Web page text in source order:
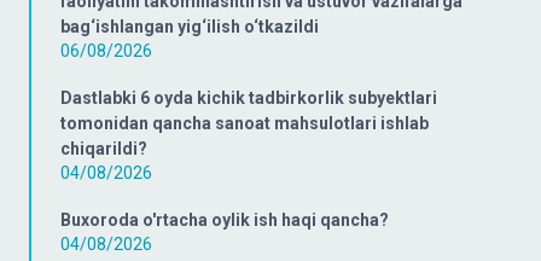
bag‘ishlangan yig‘ilish o‘tkazildi
06/08/2026
Dastlabki 6 oyda kichik tadbirkorlik subyektlari
tomonidan qancha sanoat mahsulotlari ishlab
chiqarildi?
04/08/2026
Buxoroda o'rtacha oylik ish haqi qancha?
04/08/2026